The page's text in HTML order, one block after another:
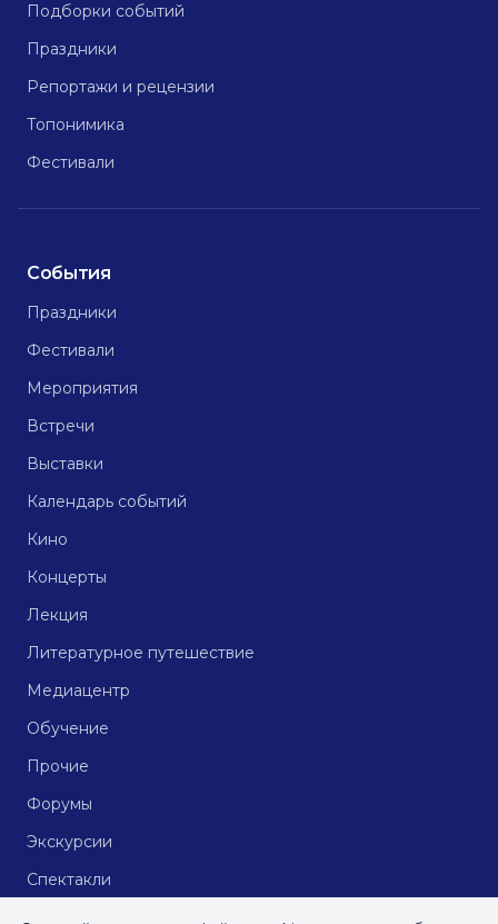
Подборки событий
Праздники
Репортажи и рецензии
Топонимика
Фестивали
События
Праздники
Фестивали
Мероприятия
Встречи
Выставки
Календарь событий
Кино
Концерты
Лекция
Литературное путешествие
Медиацентр
Обучение
Прочие
Форумы
Экскурсии
Спектакли